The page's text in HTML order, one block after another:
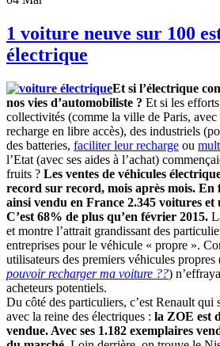
1 voiture neuve sur 100
électrique
Et si l’électrique
nos vies d’automobiliste ? Et si les
collectivités (comme la ville de Paris, avec
recharge en libre accès), des industriels
des batteries, faciliter leur recharge ou
l’Etat (avec ses aides à l’achat)
fruits ? Les ventes de véhicules
record sur record, mois après mois. En
ainsi vendu en France 2.345 voitures
C’est 68% de plus qu’en février 2015.
et montre l’attrait grandissant des
entreprises pour le véhicule « propre ».
utilisateurs des premiers véhicules propres
pouvoir recharger ma voiture ??)
acheteurs potentiels.
Du côté des particuliers, c’est Renault qui
avec la reine des électriques : la ZOE est
vendue. Avec ses 1.182 exemplaires